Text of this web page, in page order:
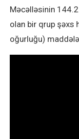
Məcəlləsinin
olan bir qrup şəxs
oğurluğu)